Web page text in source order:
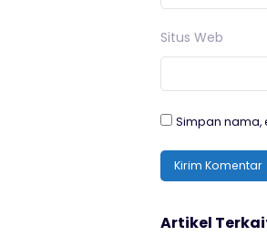
Situs Web
Simpan nama,
Artikel